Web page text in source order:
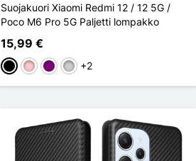
Suojakuori Xiaomi Redmi 12 / 12 5G /
Poco M6 Pro 5G Paljetti lompakko
15,99 €
MustaPinkkiVioletArgenté
+2